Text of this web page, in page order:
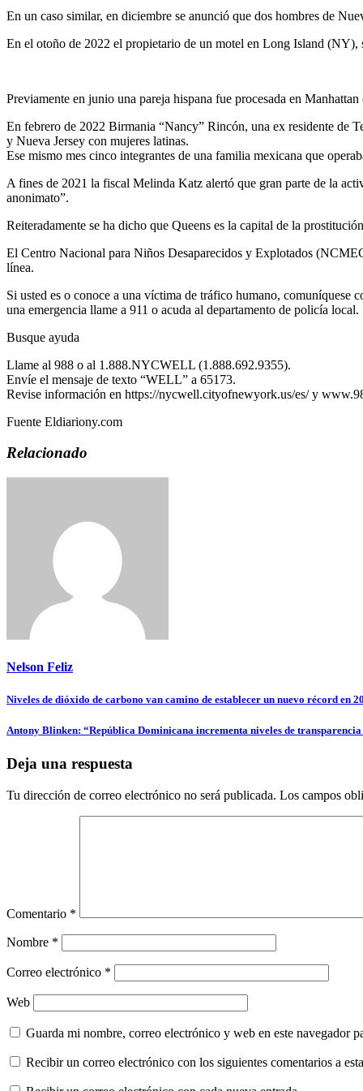
En un caso similar, en diciembre se anunció que dos hombres de
En el otoño de 2022 el propietario de un motel en Long Island (NY),
Previamente en junio una pareja hispana fue procesada en
En febrero de 2022 Birmania “Nancy” Rincón, una ex residente de
y Nueva Jersey con mujeres latinas.
Ese mismo mes cinco integrantes de una familia mexicana que
A fines de 2021 la fiscal Melinda Katz alertó que gran parte de la
anonimato”.
Reiteradamente se ha dicho que Queens es la capital de la
El Centro Nacional para Niños Desaparecidos y Explotados
línea.
Si usted es o conoce a una víctima de tráfico humano,
una emergencia llame a 911 o acuda al departamento de policía local.
Busque ayuda
Llame al 988 o al 1.888.NYCWELL (1.888.692.9355).
Envíe el mensaje de texto “WELL” a 65173.
Revise información en https://nycwell.cityofnewyork.us/es/ y
Fuente Eldiariony.com
Relacionado
Nelson Feliz
Navegación
de
Niveles de dióxido de carbono van camino de establecer un nuevo récord en
Antony Blinken: “República Dominicana incrementa niveles de
Deja una respuesta
Tu dirección de correo electrónico no será publicada. Los campos
Comentario *
Nombre *
Correo electrónico *
Web
Guarda mi nombre, correo electrónico y web en este navegador
Recibir un correo electrónico con los siguientes comentarios a